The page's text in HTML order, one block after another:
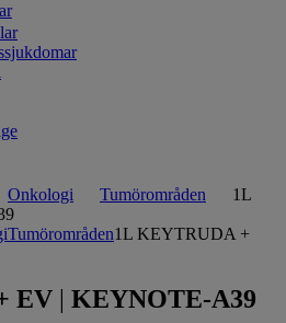
Onkologi Tumörområden
1L
Tumörområden1L KEYTRUDA +
EV KEYNOTE-A39